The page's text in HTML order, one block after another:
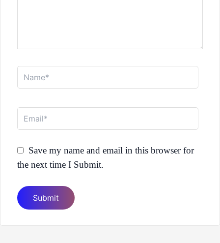
Name*
Email*
Save my name and email in this browser for
the next time I Submit.